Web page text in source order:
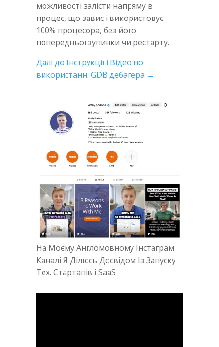
можливості залісти напряму в
процес, що завис і використовує
100% процесора, без його
попередньої зупинки чи рестарту.
Далі до Інструкції і Відео по
використанні GDB дебагера →
На Моєму Англомовному Інстаграм
Каналі Я Ділюсь Досвідом Із Запуску
Тех. Стартапів і SaaS